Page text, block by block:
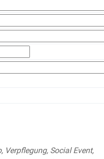
Verpflegung, Social Event,